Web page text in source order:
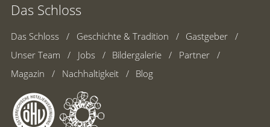
Das Schloss
Das Schloss Geschichte & Tradition
Gastgeber
Unser Team
Jobs Bildergalerie
Partner
Magazin
Nachhaltigkeit Blog